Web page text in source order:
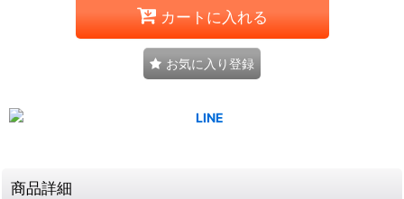
カートに入れる
お気に入り登録
商品詳細